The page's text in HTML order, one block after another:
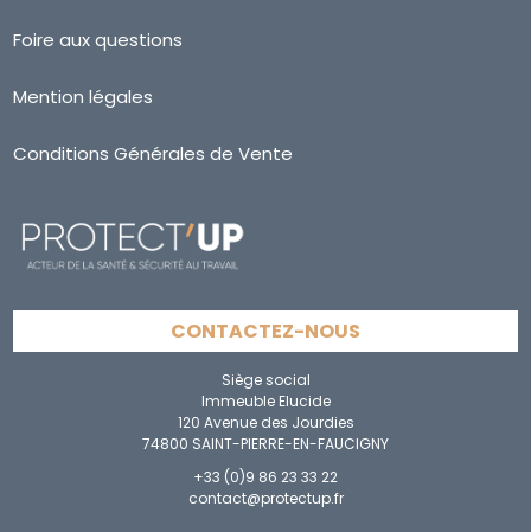
Foire aux questions
Mention légales
Conditions Générales de Vente
CONTACTEZ-NOUS
Siège social
Immeuble Elucide
120 Avenue des Jourdies
74800 SAINT-PIERRE-EN-FAUCIGNY
+33 (0)9 86 23 33 22
contact@protectup.fr